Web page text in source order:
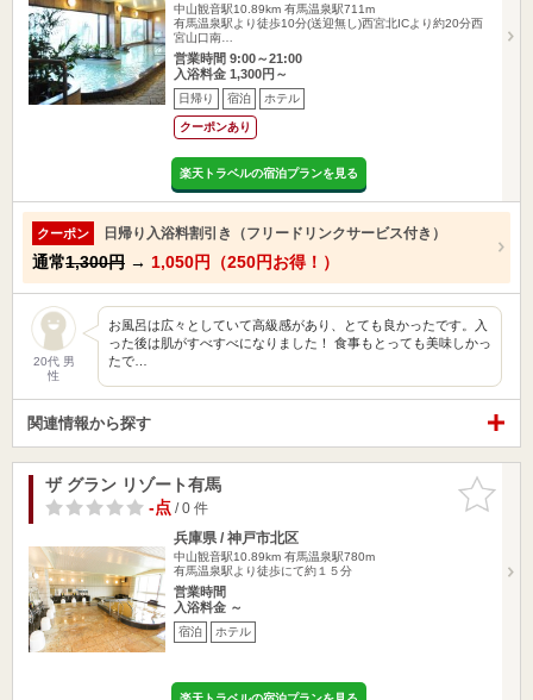
中山観音駅10.89km 有馬温泉駅711m
有馬温泉駅より徒歩10分(送迎無し)西宮北ICより約20分西
宮山口南…
営業時間 9:00～21:00
入浴料金 1,300円～
日帰り 宿泊 ホテル
クーポンあり
楽天トラベルの宿泊プランを見る
クーポン 日帰り入浴料割引き（フリードリンクサービス付き）
通常1,300円 → 1,050円（250円お得！）
20代 男
性
お風呂は広々としていて高級感があり、とても良かったです。入
った後は肌がすべすべになりました！ 食事もとっても美味しかっ
たで…
関連情報から探す
お気に入
りに追加
ザ グラン リゾート有馬
-点/ 0 件
兵庫県 / 神戸市北区
中山観音駅10.89km 有馬温泉駅780m
有馬温泉駅より徒歩にて約１５分
営業時間
入浴料金 ～
宿泊 ホテル